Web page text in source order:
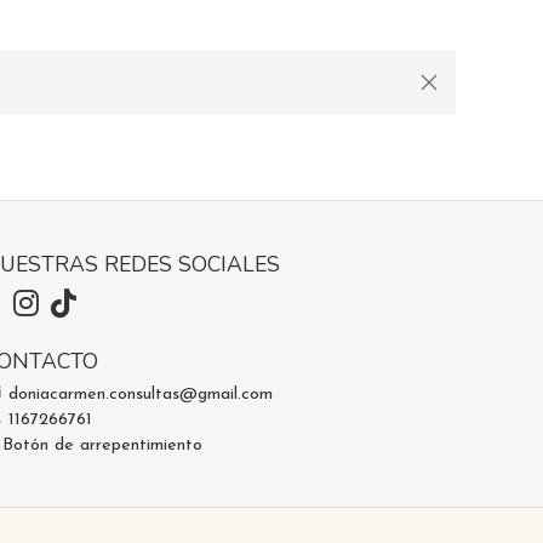
REDES SOCIALES
doniacarmen.consultas@gmail.com
1167266761
de arrepentimiento